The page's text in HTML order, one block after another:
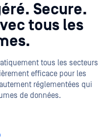
Secure.
tous les
tous les secteurs
efficace pour les
réglementées qui
de données.